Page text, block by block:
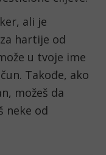
ali je
hartije od
u tvoje ime
Takođe, ako
možeš da
neke od